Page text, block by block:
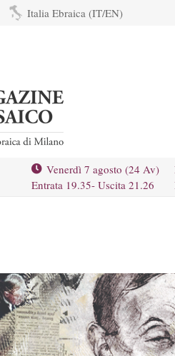
Italia Ebraica (IT/EN)
Venerdì 7 agosto (24 Av)
Entrata 19.35- Uscita 21.26